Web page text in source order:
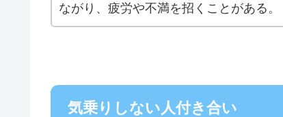
ながり、疲労や不満を招くことがある。
気乗りしない人付き合い